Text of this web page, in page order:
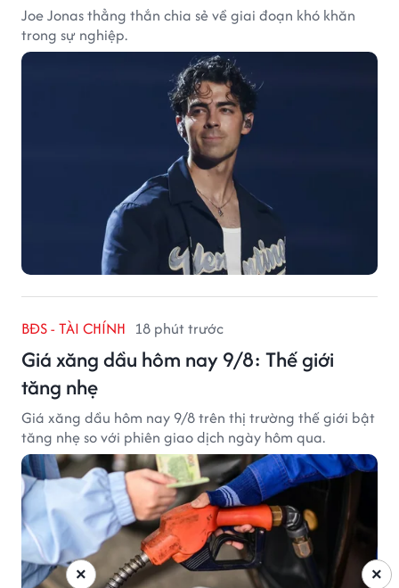
Joe Jonas thẳng thắn chia sẻ về giai đoạn khó khăn
trong sự nghiệp.
BĐS - TÀI CHÍNH 18 phút trước
Giá xăng dầu hôm nay 9/8: Thế giới
tăng nhẹ
Giá xăng dầu hôm nay 9/8 trên thị trường thế giới bật
tăng nhẹ so với phiên giao dịch ngày hôm qua.
×
×